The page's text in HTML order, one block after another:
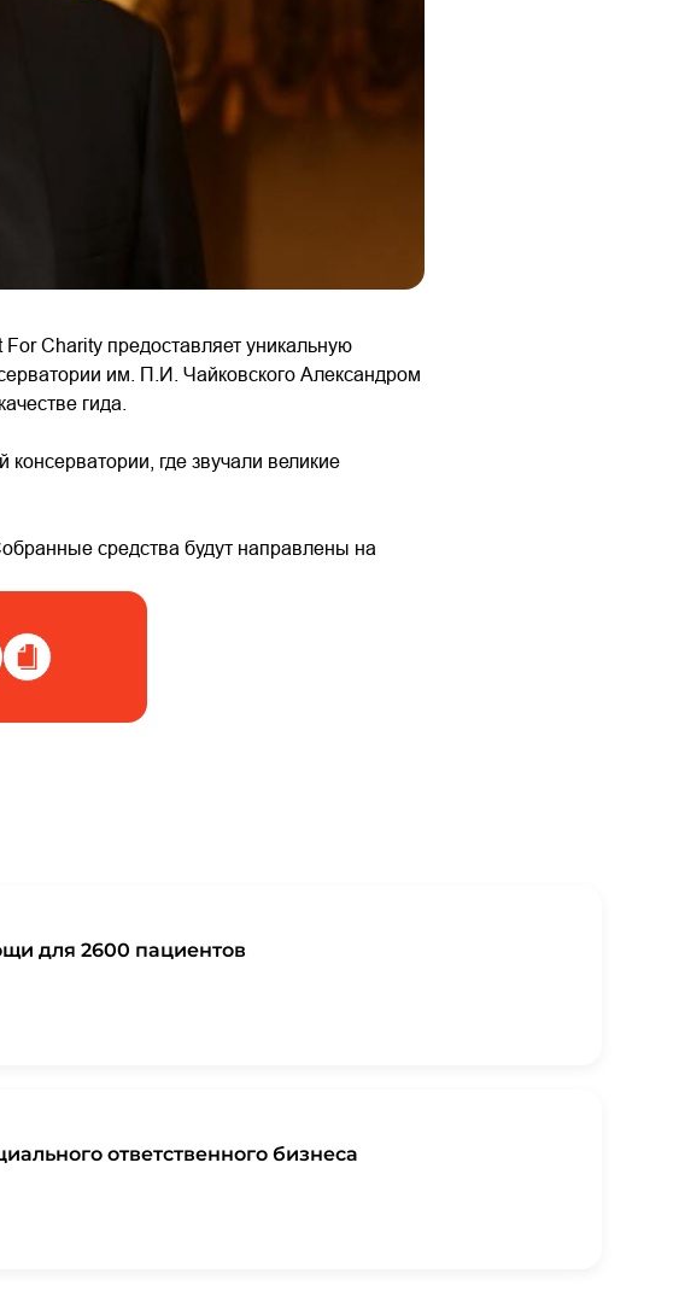
Charity предоставляет уникальную
им. П.И. Чайковского Александром
гида.
где звучали великие
средства будут направлены на
для 2600 пациентов
ответственного бизнеса